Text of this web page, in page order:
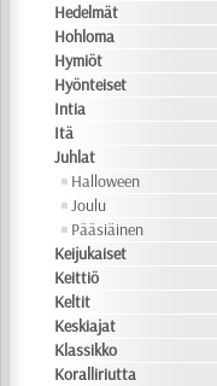
Hedelmät
Hohloma
Hymiöt
Hyönteiset
Intia
Itä
Juhlat
Halloween
Joulu
Pääsiäinen
Keijukaiset
Keittiö
Keltit
Keskiajat
Klassikko
Koralliriutta